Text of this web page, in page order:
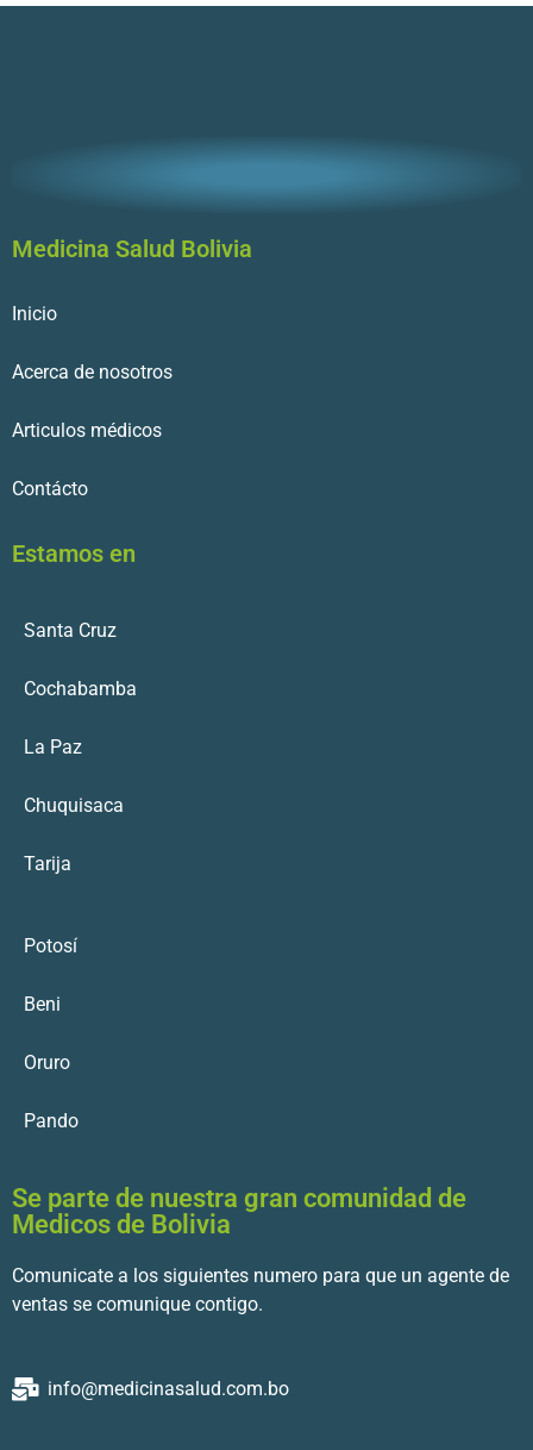
Medicina Salud Bolivia
Inicio
Acerca de nosotros
Articulos médicos
Contácto
Estamos en
Santa Cruz
Cochabamba
La Paz
Chuquisaca
Tarija
Potosí
Beni
Oruro
Pando
Se parte de nuestra gran comunidad de
Medicos de Bolivia
Comunicate a los siguientes numero para que un agente de
ventas se comunique contigo.
info@medicinasalud.com.bo